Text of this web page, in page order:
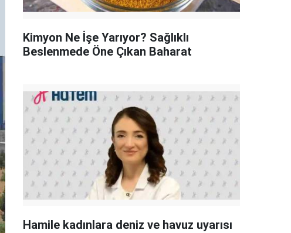
Kimyon Ne İşe Yarıyor? Sağlıklı
Beslenmede Öne Çıkan Baharat
Hamile kadınlara deniz ve havuz uyarısı